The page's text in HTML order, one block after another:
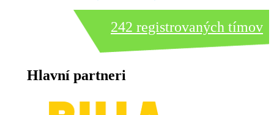
242 registrovaných tímov
Hlavní partneri